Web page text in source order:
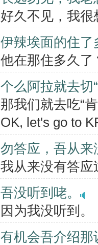
好久不见，我很
伊辣埃面的住了
他在那住多久了
个么阿拉就去切
那我们就去吃“
OK, let's go to
勿答应，吾从来
我从来没有答应
吾没听到咾。
因为我没听到。
有机会吾介绍那